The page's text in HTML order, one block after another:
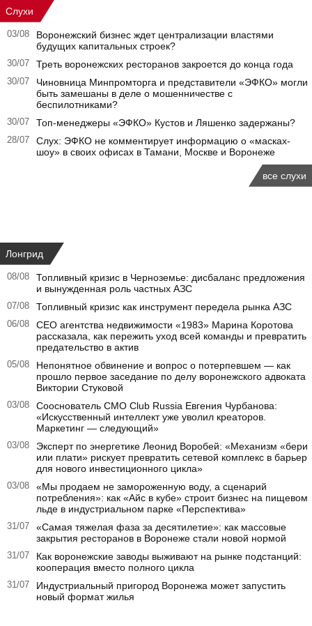
Слухи
03/08
Воронежский бизнес ждет централизации властями
будущих капитальных строек?
30/07 Треть воронежских ресторанов закроется до конца года
30/07
Чиновница Минпромторга и представители «ЭФКО» могли
быть замешаны в деле о мошенничестве с
беспилотниками?
30/07 Топ-менеджеры «ЭФКО» Кустов и Ляшенко задержаны?
28/07
Слух: ЭФКО не комментирует информацию о «масках-
шоу» в своих офисах в Тамани, Москве и Воронеже
все слухи
Лонгрид
08/08
Топливный кризис в Черноземье: дисбаланс предложения
и вынужденная роль частных АЗС
07/08 Топливный кризис как инструмент передела рынка АЗС
06/08
CEO агентства недвижимости «1983» Марина Коротова
рассказала, как пережить уход всей команды и превратить
предательство в актив
05/08
Непонятное обвинение и вопрос о потерпевшем — как
прошло первое заседание по делу воронежского адвоката
Виктории Стуковой
03/08
Сооснователь CMO Club Russia Евгения Чурбанова:
«Искусственный интеллект уже уволил креаторов.
Маркетинг — следующий»
03/08
Эксперт по энергетике Леонид Воробей: «Механизм «бери
или плати» рискует превратить сетевой комплекс в барьер
для нового инвестиционного цикла»
03/08
«Мы продаем не замороженную воду, а сценарий
потребления»: как «Айс в кубе» строит бизнес на пищевом
льде в индустриальном парке «Перспектива»
31/07
«Самая тяжелая фаза за десятилетие»: как массовые
закрытия ресторанов в Воронеже стали новой нормой
31/07
Как воронежские заводы выживают на рынке подстанций:
кооперация вместо полного цикла
31/07
Индустриальный пригород Воронежа может запустить
новый формат жилья